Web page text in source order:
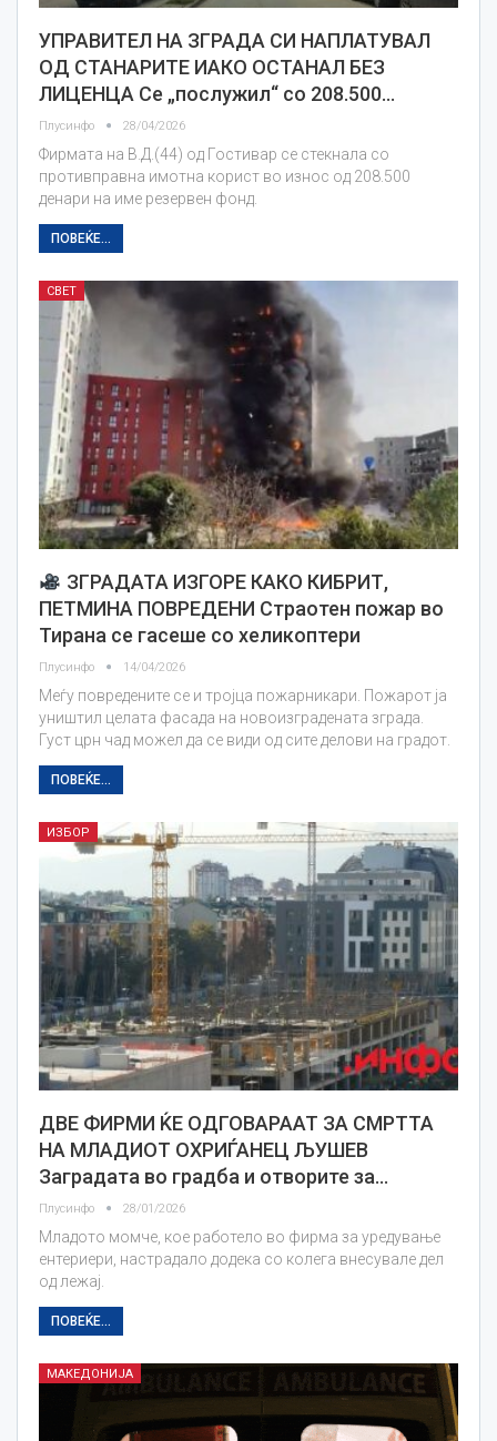
УПРАВИТЕЛ НА ЗГРАДА СИ НАПЛАТУВАЛ
ОД СТАНАРИТЕ ИАКО ОСТАНАЛ БЕЗ
ЛИЦЕНЦА Се „послужил“ со 208.500…
Плусинфо 28/04/2026
Фирмата на В.Д.(44) од Гостивар се стекнала со
противправна имотна корист во износ од 208.500
денари на име резервен фонд.
ПОВЕЌЕ...
СВЕТ
ЗГРАДАТА ИЗГОРЕ КАКО КИБРИТ,
ПЕТМИНА ПОВРЕДЕНИ Страотен пожар во
Тирана се гасеше со хеликоптери
Плусинфо 14/04/2026
Меѓу повредените се и тројца пожарникари. Пожарот ја
уништил целата фасада на новоизградената зграда.
Густ црн чад можел да се види од сите делови на градот.
ПОВЕЌЕ...
ИЗБОР
ДВЕ ФИРМИ ЌЕ ОДГОВАРААТ ЗА СМРТТА
НА МЛАДИОТ ОХРИЃАНЕЦ ЉУШЕВ
Заградата во градба и отворите за…
Плусинфо 28/01/2026
Младото момче, кое работело во фирма за уредување
ентериери, настрадало додека со колега внесувале дел
од лежај.
ПОВЕЌЕ...
МАКЕДОНИЈА